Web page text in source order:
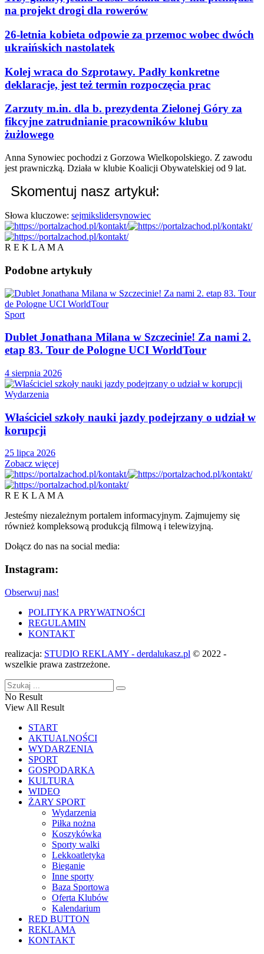
na projekt drogi dla rowerów
26-letnia kobieta odpowie za przemoc wobec dwóch
ukraińskich nastolatek
Kolej wraca do Szprotawy. Padły konkretne
deklaracje, jest też termin rozpoczęcia prac
Zarzuty m.in. dla b. prezydenta Zielonej Góry za
fikcyjne zatrudnianie pracowników klubu
żużlowego
Anna Synowiec pochodzi z Gorzowa Wielkopolskiego. Z zawodu
jest prawniczką. Działa w klubie Koalicji Obywatelskiej od 9 lat.
Skomentuj nasz artykuł:
Słowa kluczowe: sejmikslidersynowiec
R E K L A M A
Podobne artykuły
Sport
Dublet Jonathana Milana w Szczecinie! Za nami 2.
etap 83. Tour de Pologne UCI WorldTour
4 sierpnia 2026
Wydarzenia
Właściciel szkoły nauki jazdy podejrzany o udział w
korupcji
25 lipca 2026
Zobacz więcej
R E K L A M A
Jesteśmy niezależnym portalem informacyjnym. Zajmujemy się
również kompleksową produkcją filmową i telewizyjną.
Dołącz do nas na social media:
Instagram:
Obserwuj nas!
POLITYKA PRYWATNOŚCI
REGULAMIN
KONTAKT
realizacja: STUDIO REKLAMY - derdalukasz.pl © 2022 -
wszelkie prawa zastrzeżone.
No Result
View All Result
START
AKTUALNOŚCI
WYDARZENIA
SPORT
GOSPODARKA
KULTURA
WIDEO
ŻARY SPORT
Wydarzenia
Piłka nożna
Koszykówka
Sporty walki
Lekkoatletyka
Bieganie
Inne sporty
Baza Sportowa
Oferta Klubów
Kalendarium
RED BUTTON
REKLAMA
KONTAKT